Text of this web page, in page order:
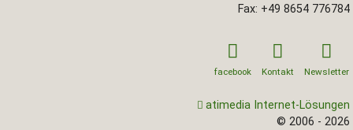
Fax: +49 8654 776784
facebook Kontakt Newsletter
atimedia Internet-Lösungen
© 2006 - 2026